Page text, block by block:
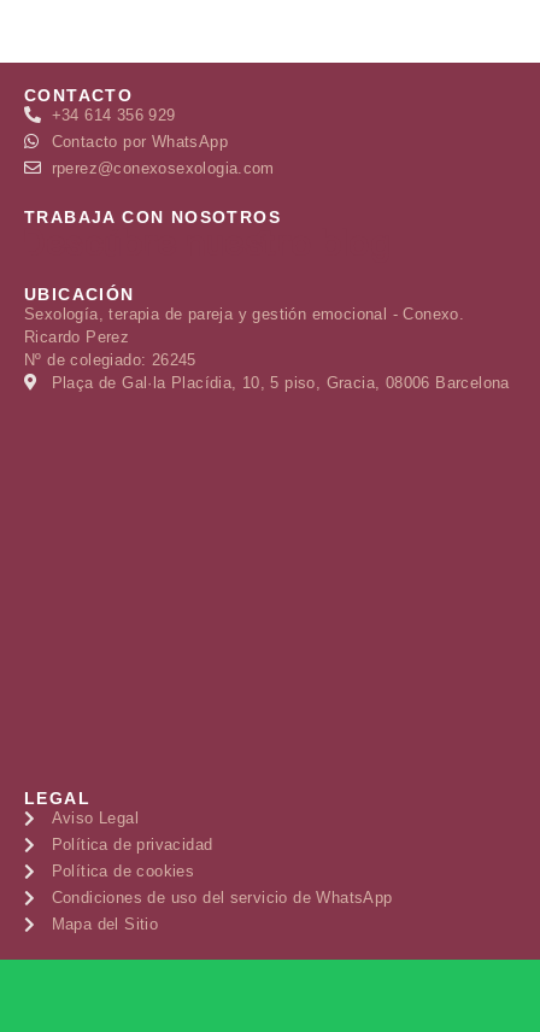
CONTACTO
+34 614 356 929
Contacto por WhatsApp
rperez@conexosexologia.com
TRABAJA CON NOSOTROS
UBICACIÓN
Sexología, terapia de pareja y gestión emocional - Conexo.
Ricardo Perez
Nº de colegiado: 26245
Plaça de Gal·la Placídia, 10, 5 piso, Gracia, 08006 Barcelona
LEGAL
Aviso Legal
Política de privacidad
Política de cookies
Condiciones de uso del servicio de WhatsApp
Mapa del Sitio